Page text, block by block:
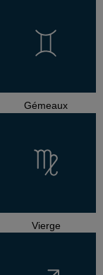
Gémeaux
Vierge